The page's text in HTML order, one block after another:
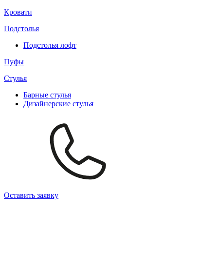
Кровати
Подстолья
Подстолья лофт
Пуфы
Стулья
Барные cтулья
Дизайнерские cтулья
Оставить заявку